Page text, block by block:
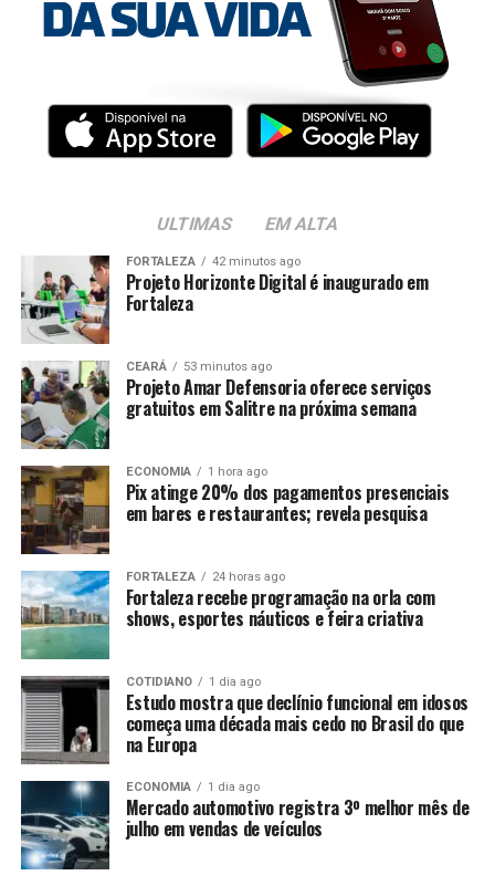
ULTIMAS EM ALTA
FORTALEZA 42 minutos ago
Projeto Horizonte Digital é inaugurado em
Fortaleza
CEARÁ 53 minutos ago
Projeto Amar Defensoria oferece serviços
gratuitos em Salitre na próxima semana
ECONOMIA 1 hora ago
Pix atinge 20% dos pagamentos presenciais
em bares e restaurantes; revela pesquisa
FORTALEZA 24 horas ago
Fortaleza recebe programação na orla com
shows, esportes náuticos e feira criativa
COTIDIANO 1 dia ago
Estudo mostra que declínio funcional em idosos
começa uma década mais cedo no Brasil do que
na Europa
ECONOMIA 1 dia ago
Mercado automotivo registra 3º melhor mês de
julho em vendas de veículos